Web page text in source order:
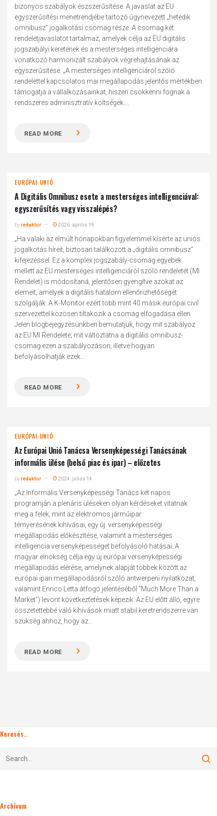
bizonyos szabályok észszerűsítése. A javaslat az EU
egyszerűsítési menetrendjébe tartozó úgynevezett „hetedik
omnibusz” jogalkotási csomag része. A csomag két
rendeletjavaslatot tartalmaz, amelyek célja az EU digitális
jogszabályi keretének és a mesterséges intelligenciára
vonatkozó harmonizált szabályok végrehajtásának az
egyszerűsítése. „A mesterséges intelligenciáról szóló
rendelettel kapcsolatos mai megállapodás jelentős mértékben
támogatja a vállalkozásainkat, hiszen csökkenni fognak a
rendszeres adminisztratív költségek....
READ MORE
EURÓPAI UNIÓ
A Digitális Omnibusz esete a mesterséges intelligenciával:
egyszerűsítés vagy visszalépés?
byredaktor 2026. április 19.
„Ha valaki az elmúlt hónapokban figyelemmel kísérte az uniós
jogalkotás híreit, biztosan találkozott a „digitális omnibusz"
kifejezéssel. Ez a komplex jogszabály-csomag egyebek
mellett az EU mesterséges intelligenciáról szóló rendeletét (MI
Rendelet) is módosítaná, jelentősen gyengítve azokat az
elemeit, amelyek a digitális hatalom ellenőrizhetőségét
szolgálják. A K-Monitor ezért több mint 40 másik európai civil
szervezettel közösen tiltakozik a csomag elfogadása ellen.
Jelen blogbejegyzésünkben bemutatjuk, hogy mit szabályoz
az EU MI Rendelete; mit változtatna a digitális omnibusz-
csomag ezen a szabályozáson; illetve hogyan
befolyásolhatják ezek...
READ MORE
EURÓPAI UNIÓ
Az Európai Unió Tanácsa Versenyképességi Tanácsának
informális ülése (belső piac és ipar) – előzetes
byredaktor 2024. július 14.
„Az Informális Versenyképességi Tanács két napos
programján a plenáris üléseken olyan kérdéseket vitatnak
meg a felek, mint az elektromos járműipar
térnyerésének kihívásai, egy új versenyképességi
megállapodás előkészítése, valamint a mesterséges
intelligencia versenyképességet befolyásoló hatásai. A
magyar elnökség célja egy új európai versenyképességi
megállapodás elérése, amelynek alapját többek között az
európai ipari megállapodásról szóló antwerpeni nyilatkozat,
valamint Enrico Letta átfogó jelentéséből "Much More Than a
Market") levont következtetések képezik. Az EU előtt álló, egyre
összetettebbé váló kihívások miatt stabil keretrendszerre van
szükség ahhoz, hogy az...
READ MORE
Keresés..
Archívum